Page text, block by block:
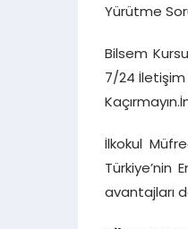
Yürütme
Bilsem
7/24 İletişim
İlkokul
Türkiye’nin
avantajları